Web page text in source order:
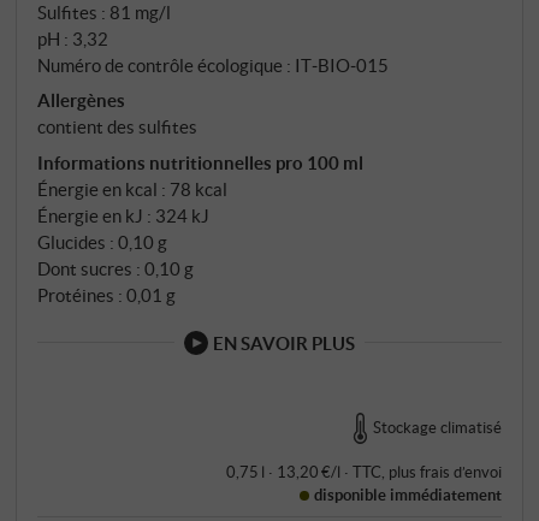
Sulfites : 81 mg/l
pH : 3,32
Numéro de contrôle écologique : IT‑BIO‑015
Allergènes
contient des sulfites
Informations nutritionnelles pro 100 ml
Énergie en kcal : 78 kcal
Énergie en kJ : 324 kJ
Glucides : 0,10 g
Dont sucres : 0,10 g
Protéines : 0,01 g
EN SAVOIR PLUS
Stockage climatisé
0,75 l · 13,20 €/l · TTC , plus frais d’envoi
disponible immédiatement